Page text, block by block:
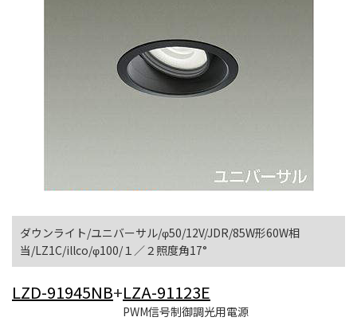
ダウンライト/ユニバーサル/φ50/12V/JDR/85W形60W相
当/LZ1C/illco/φ100/１／２照度角17°
LZD-91945NB+LZA-91123E
PWM信号制御調光用電源